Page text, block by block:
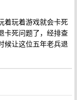
着玩着游戏就会卡死
卡死问题了，经排查
候让这位五年老兵退